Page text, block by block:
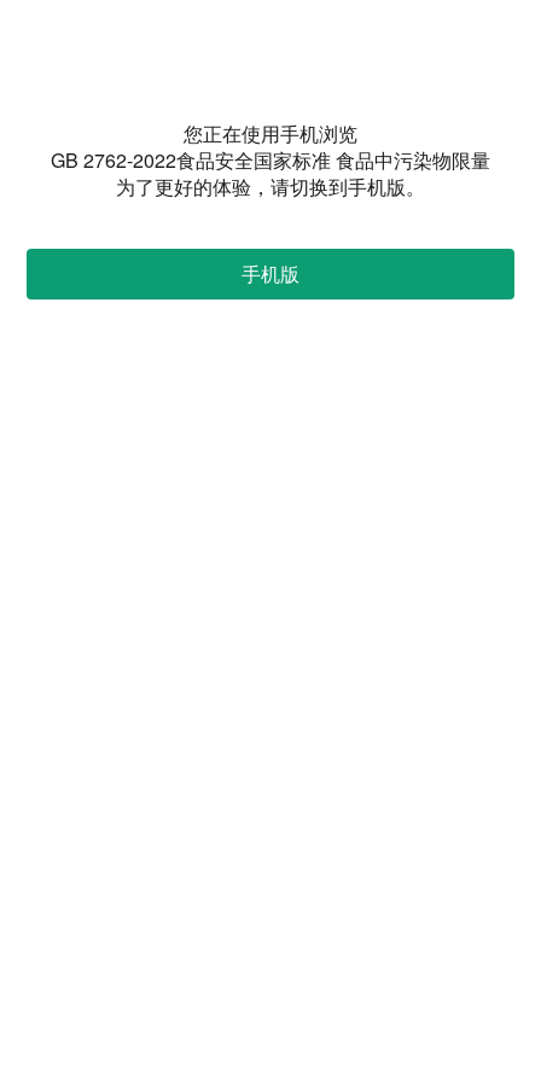
您正在使用手机浏览
GB 2762-2022食品安全国家标准 食品中污染物限量
为了更好的体验，请切换到手机版。
手机版